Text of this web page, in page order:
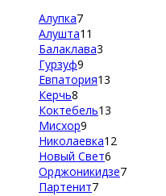
Алупка7
Алушта11
Балаклава3
Гурзуф9
Евпатория13
Керчь8
Коктебель13
Мисхор9
Николаевка12
Новый Свет6
Орджоникидзе7
Партенит7